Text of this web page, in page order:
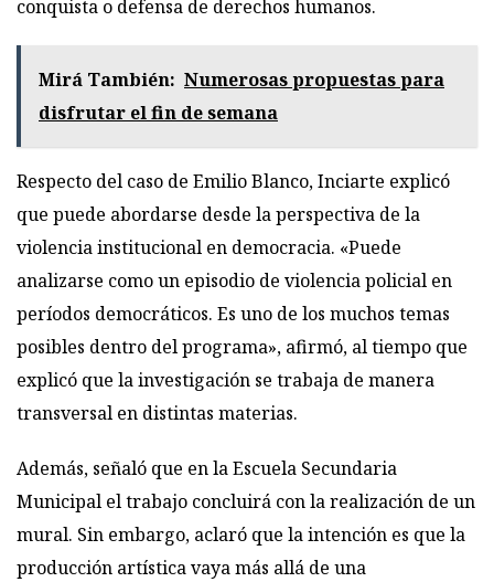
conquista o defensa de derechos humanos.
Mirá También: Numerosas propuestas para
disfrutar el fin de semana
Respecto del caso de Emilio Blanco, Inciarte explicó
que puede abordarse desde la perspectiva de la
violencia institucional en democracia. «Puede
analizarse como un episodio de violencia policial en
períodos democráticos. Es uno de los muchos temas
posibles dentro del programa», afirmó, al tiempo que
explicó que la investigación se trabaja de manera
transversal en distintas materias.
Además, señaló que en la Escuela Secundaria
Municipal el trabajo concluirá con la realización de un
mural. Sin embargo, aclaró que la intención es que la
producción artística vaya más allá de una